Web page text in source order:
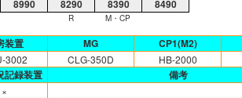
8990
8290
8390
8490
R M・CP
装置 MG CP1(M2)
3002 CLG-350D HB-2000
記録装置 備考
×